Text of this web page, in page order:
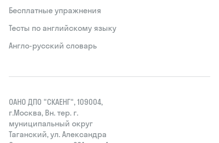
Бесплатные упражнения
Тесты по английскому языку
Англо-русский словарь
ОАНО ДПО "СКАЕНГ", 109004,
г.Москва, Вн. тер. г.
муниципальный округ
Таганский, ул. Александра